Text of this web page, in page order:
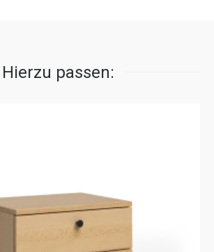
Hierzu passen: